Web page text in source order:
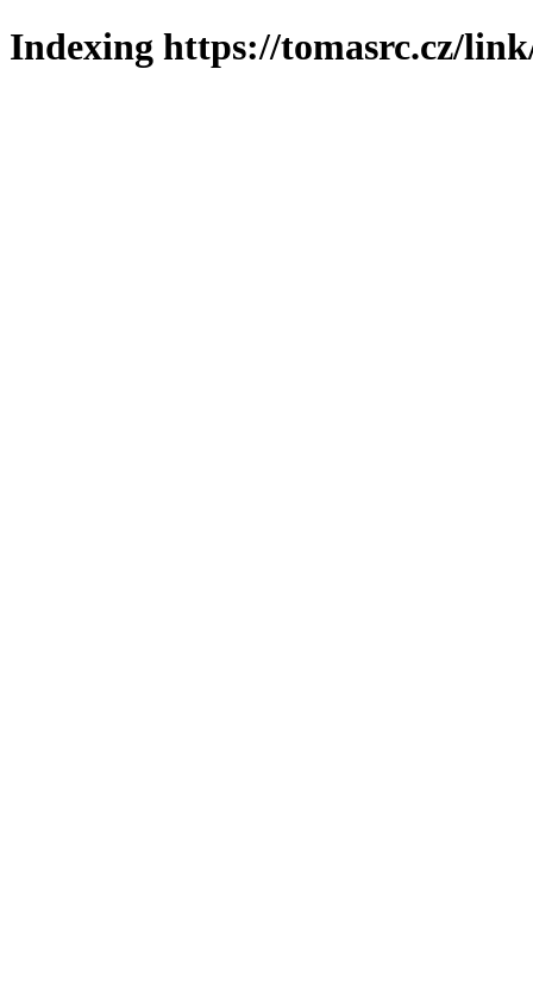
Indexing https://tomasrc.cz/